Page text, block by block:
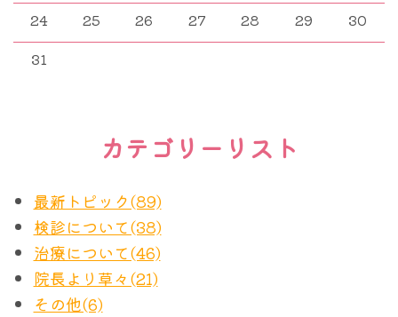
24
25 26 27 28 29
30
31
カテゴリーリスト
最新トピック(89)
検診について(38)
治療について(46)
院長より草々(21)
その他(6)